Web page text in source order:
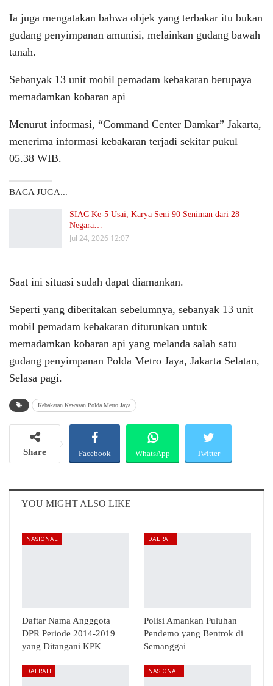
Ia juga mengatakan bahwa objek yang terbakar itu bukan
gudang penyimpanan amunisi, melainkan gudang bawah
tanah.
Sebanyak 13 unit mobil pemadam kebakaran berupaya
memadamkan kobaran api
Menurut informasi, “Command Center Damkar” Jakarta,
menerima informasi kebakaran terjadi sekitar pukul
05.38 WIB.
BACA JUGA...
SIAC Ke-5 Usai, Karya Seni 90 Seniman dari 28
Negara…
Jul 24, 2026 12:07
Saat ini situasi sudah dapat diamankan.
Seperti yang diberitakan sebelumnya, sebanyak 13 unit
mobil pemadam kebakaran diturunkan untuk
memadamkan kobaran api yang melanda salah satu
gudang penyimpanan Polda Metro Jaya, Jakarta Selatan,
Selasa pagi.
Kebakaran Kawasan Polda Metro Jaya
Share Facebook WhatsApp Twitter
Email
YOU MIGHT ALSO LIKE
NASIONAL
Daftar Nama Angggota
DPR Periode 2014-2019
yang Ditangani KPK
DAERAH
Polisi Amankan Puluhan
Pendemo yang Bentrok di
Semanggai
DAERAH NASIONAL